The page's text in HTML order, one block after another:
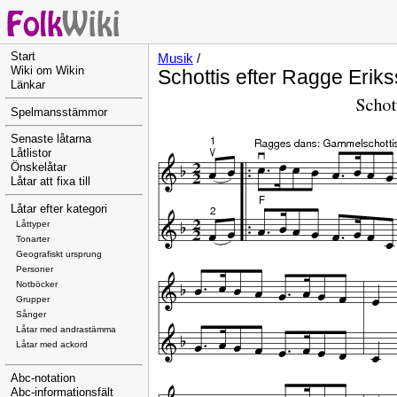
Start
Wiki om Wikin
Länkar
Spelmansstämmor
Senaste låtarna
Låtlistor
Önskelåtar
Låtar att fixa till
Låtar efter kategori
Låttyper
Tonarter
Geografiskt ursprung
Personer
Notböcker
Grupper
Sånger
Låtar med andrastämma
Låtar med ackord
Abc-notation
Abc-informationsfält
Musik /
Schottis efter Ragge